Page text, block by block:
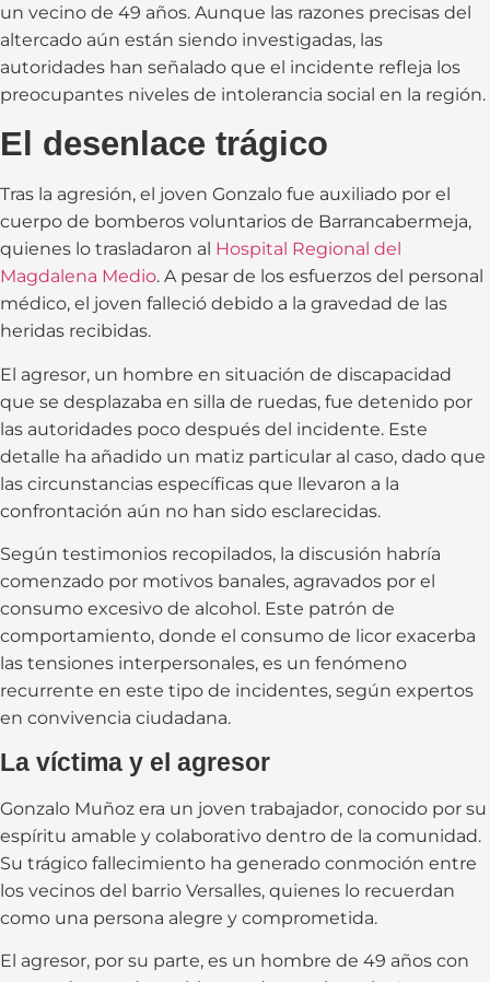
un vecino de 49 años. Aunque las razones precisas del
altercado aún están siendo investigadas, las
autoridades han señalado que el incidente refleja los
preocupantes niveles de intolerancia social en la región.
El desenlace trágico
Tras la agresión, el joven Gonzalo fue auxiliado por el
cuerpo de bomberos voluntarios de Barrancabermeja,
quienes lo trasladaron al Hospital Regional del
Magdalena Medio. A pesar de los esfuerzos del personal
médico, el joven falleció debido a la gravedad de las
heridas recibidas.
El agresor, un hombre en situación de discapacidad
que se desplazaba en silla de ruedas, fue detenido por
las autoridades poco después del incidente. Este
detalle ha añadido un matiz particular al caso, dado que
las circunstancias específicas que llevaron a la
confrontación aún no han sido esclarecidas.
Según testimonios recopilados, la discusión habría
comenzado por motivos banales, agravados por el
consumo excesivo de alcohol. Este patrón de
comportamiento, donde el consumo de licor exacerba
las tensiones interpersonales, es un fenómeno
recurrente en este tipo de incidentes, según expertos
en convivencia ciudadana.
La víctima y el agresor
Gonzalo Muñoz era un joven trabajador, conocido por su
espíritu amable y colaborativo dentro de la comunidad.
Su trágico fallecimiento ha generado conmoción entre
los vecinos del barrio Versalles, quienes lo recuerdan
como una persona alegre y comprometida.
El agresor, por su parte, es un hombre de 49 años con